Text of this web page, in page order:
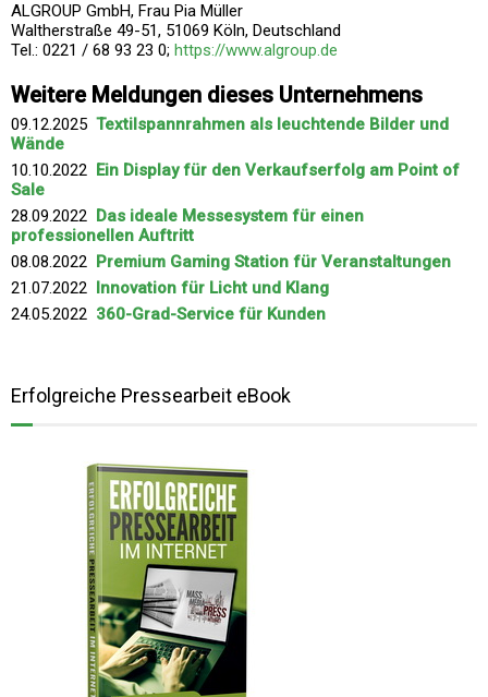
ALGROUP GmbH, Frau Pia Müller
Waltherstraße 49-51, 51069 Köln, Deutschland
Tel.: 0221 / 68 93 23 0; https://www.algroup.de
Weitere Meldungen dieses Unternehmens
09.12.2025 Textilspannrahmen als leuchtende Bilder und
Wände
10.10.2022 Ein Display für den Verkaufserfolg am Point of
Sale
28.09.2022 Das ideale Messesystem für einen
professionellen Auftritt
08.08.2022 Premium Gaming Station für Veranstaltungen
21.07.2022 Innovation für Licht und Klang
24.05.2022 360-Grad-Service für Kunden
Erfolgreiche Pressearbeit eBook